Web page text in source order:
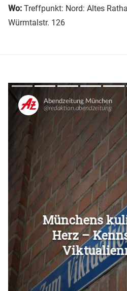
Wo: Treffpunkt: Nord: Altes
Würmtalstr. 126